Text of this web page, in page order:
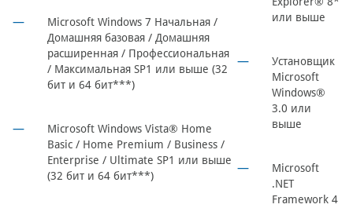
Microsoft Windows 7 Начальная /
Домашняя базовая / Домашняя
расширенная / Профессиональная
/ Максимальная SP1 или выше (32
бит и 64 бит***)
Microsoft Windows Vista® Home
Basic / Home Premium / Business /
Enterprise / Ultimate SP1 или выше
(32 бит и 64 бит***)
или выше
Установщик
Microsoft
Windows®
3.0 или
выше
Microsoft
.NET
Framework 4